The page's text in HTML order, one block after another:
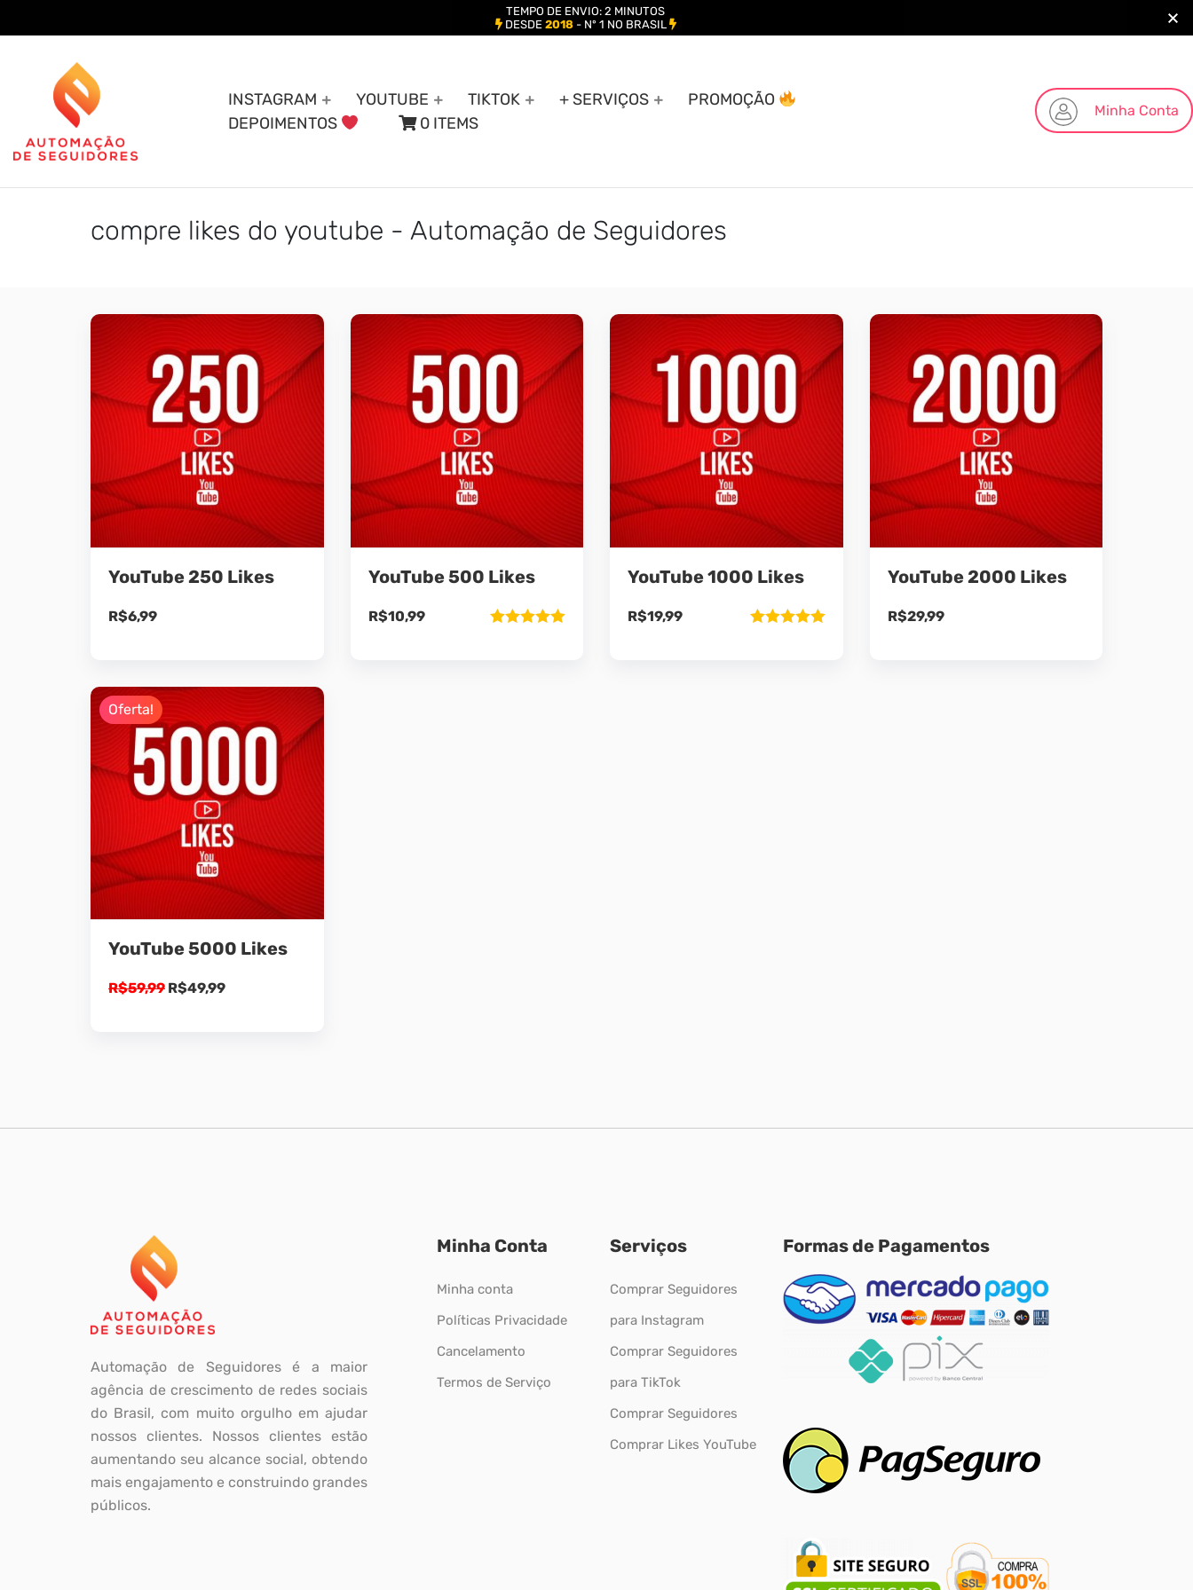
INSTAGRAM YOUTUBE TIKTOK + SERVIÇOS
PROMOÇÃO
DEPOIMENTOS
0 ITEMS
Minha Conta
compre likes do youtube - Automação de Seguidores
YouTube 250 Likes
R$6,99
YouTube 500 Likes
R$10,99
YouTube 1000 Likes
R$19,99
YouTube 2000 Likes
R$29,99
Oferta!
YouTube 5000 Likes
R$59,99 O
R$49,99O
Automação de Seguidores é a maior
agência de crescimento de redes sociais
do Brasil, com muito orgulho em ajudar
nossos clientes. Nossos clientes estão
aumentando seu alcance social, obtendo
mais engajamento e construindo grandes
públicos.
Minha Conta
Minha conta
Políticas Privacidade
Cancelamento
Termos de Serviço
Serviços
Comprar Seguidores
para Instagram
Comprar Seguidores
para TikTok
Comprar Seguidores
Comprar Likes YouTube
Formas de Pagamentos
TEMPO DE ENVIO: 2 MINUTOS
DESDE 2018- Nº 1 NO BRASIL